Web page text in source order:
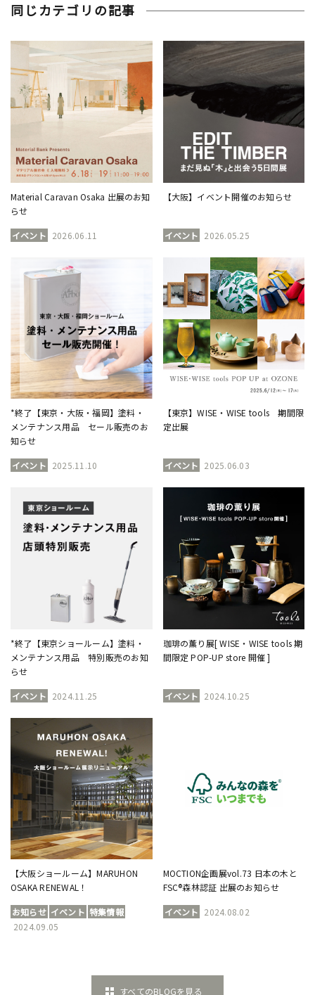
同じカテゴリの記事
Material Caravan Osaka 出展のお知
らせ
イベント 2026.06.11
【大阪】イベント開催のお知らせ
イベント 2026.05.25
*終了【東京・大阪・福岡】塗料・
メンテナンス用品 セール販売のお
知らせ
イベント 2025.11.10
【東京】WISE・WISE tools 期間限
定出展
イベント 2025.06.03
*終了【東京ショールーム】塗料・
メンテナンス用品 特別販売のお知
らせ
イベント 2024.11.25
珈琲の薫り展[ WISE・WISE tools 期
間限定 POP-UP store 開催 ]
イベント 2024.10.25
【大阪ショールーム】MARUHON
OSAKA RENEWAL！
お知らせ イベント 特集情報
2024.09.05
MOCTION企画展vol.73 日本の木と
FSC®森林認証 出展のお知らせ
イベント 2024.08.02
すべてのBLOGを見る